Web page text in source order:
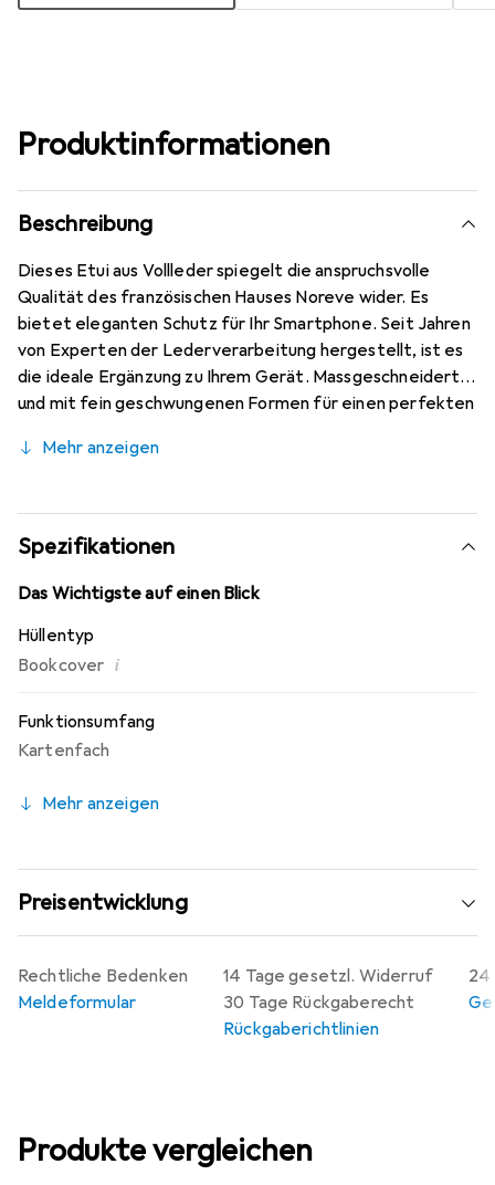
Produktinformationen
Beschreibung
Dieses Etui aus Vollleder spiegelt die anspruchsvolle
Qualität des französischen Hauses Noreve wider. Es
bietet eleganten Schutz für Ihr Smartphone. Seit Jahren
von Experten der Lederverarbeitung hergestellt, ist es
die ideale Ergänzung zu Ihrem Gerät. Massgeschneidert
und mit fein geschwungenen Formen für einen perfekten
Ihr Smartphone. Die Marke Noreve ist international für
Wahl für den anspruchsvollen Kunden.
Mehr anzeigen
Spezifikationen
Das Wichtigste auf einen Blick
Hüllentyp
Bookcover i
Funktionsumfang
Kartenfach
Mehr anzeigen
Preisentwicklung
14 Tage gesetzl. Widerruf
30 Tage Rückgaberecht
Rückgaberichtlinien
24
Rechtliche Bedenken
Meldeformular
Produkte vergleichen